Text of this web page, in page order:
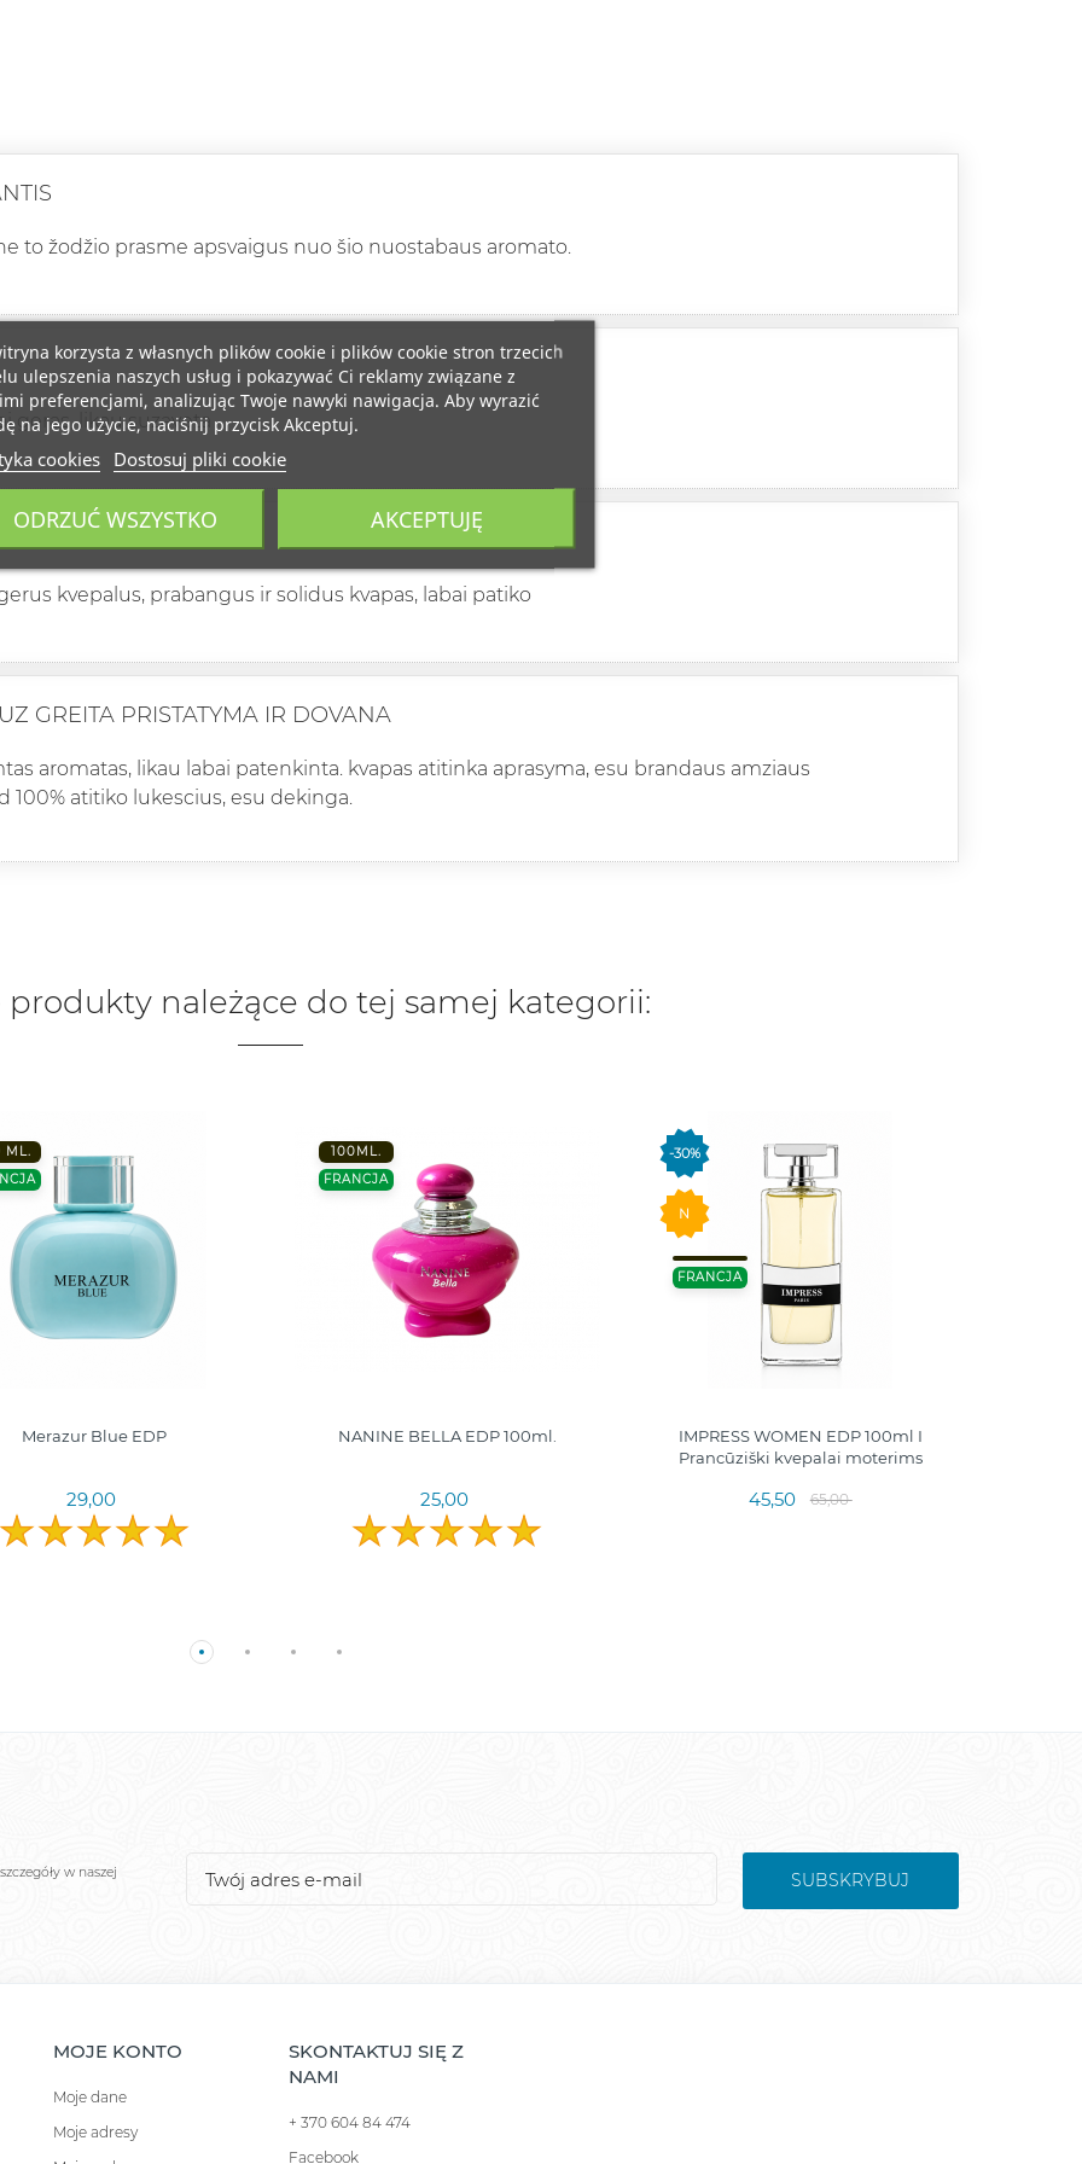
to žodžio prasme apsvaigus nuo šio nuostabaus aromato.
geras, likau suzaveta
KVAPAS
kvepalus, prabangus ir solidus kvapas, labai patiko
GREITA PRISTATYMA IR DOVANA
aromatas, likau labai patenkinta. kvapas atitinka aprasyma, esu brandaus amziaus
100% atitiko lukescius, esu dekinga.
produkty należące do tej samej kategorii:
ML.
Merazur Blue EDP
29,00
100ML.
FRANCJA
NANINE BELLA EDP 100ml.
25,00
-30%
N
FRANCJA
IMPRESS WOMEN EDP 100ml I
Prancūziški kvepalai moterims
45,50 65,00
w naszej
SUBSKRYBUJ
MOJE KONTO
Moje dane
Moje adresy
SKONTAKTUJ SIĘ Z
NAMI
+ 370 604 84 474
Facebook
korzysta z własnych plików cookie i plików cookie stron trzecich
ulepszenia naszych usług i pokazywać Ci reklamy związane z
preferencjami, analizując Twoje nawyki nawigacja. Aby wyrazić
na jego użycie, naciśnij przycisk Akceptuj.
cookies Dostosuj pliki cookie
ODRZUĆ WSZYSTKO AKCEPTUJĘ